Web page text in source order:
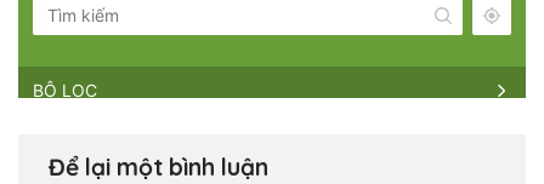
BỘ LỌC
OFFICE
Để lại một bình luận